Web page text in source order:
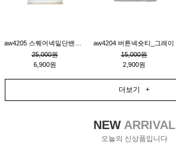
25,000원
6,900원
aw4204 버튼넥숏티_그레이
15,000원
2,900원
더보기 +
NEWARRIVAL
오늘의 신상품입니다